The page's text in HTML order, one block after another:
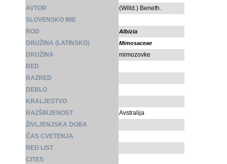
AVTOR
(Willd.) Beneth.
SLOVENSKO IME
ROD
Albizia
DRUŽINA (LATINSKO) Mimosaceae
DRUŽINA
mimozovke
RED
RAZRED
DEBLO
KRALJESTVO
RAZŠIRJENOST
Avstralija
ŽIVLJENJSKA DOBA
ČAS CVETENJA
RED LIST
CITES